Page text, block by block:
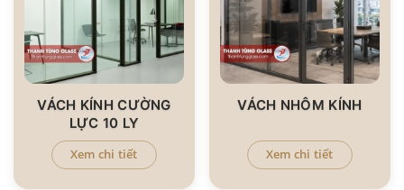
VÁCH KÍNH CƯỜNG
LỰC 10 LY
Xem chi tiết
VÁCH NHÔM KÍNH
Xem chi tiết